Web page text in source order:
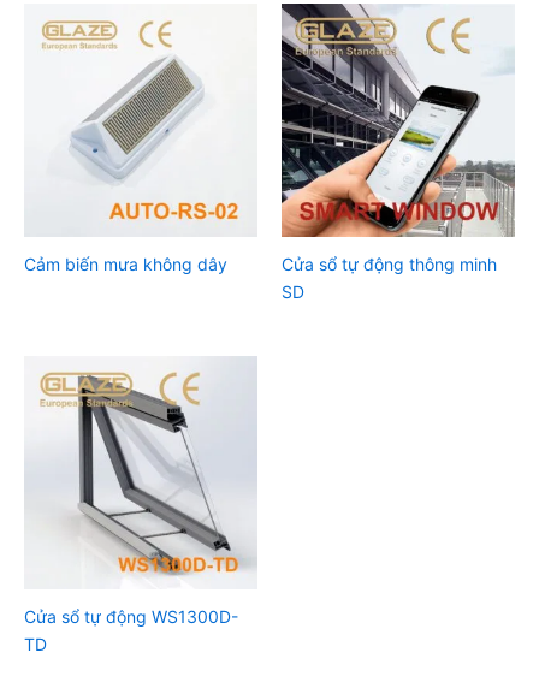
Cảm biến mưa không dây
Cửa sổ tự động thông minh
SD
Cửa sổ tự động WS1300D-
TD